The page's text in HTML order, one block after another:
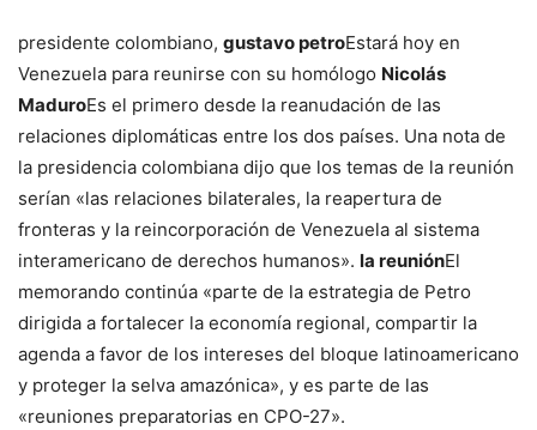
presidente colombiano, gustavo petroEstará hoy en
Venezuela para reunirse con su homólogo Nicolás
MaduroEs el primero desde la reanudación de las
relaciones diplomáticas entre los dos países. Una nota de
la presidencia colombiana dijo que los temas de la reunión
serían «las relaciones bilaterales, la reapertura de
fronteras y la reincorporación de Venezuela al sistema
interamericano de derechos humanos». la reuniónEl
memorando continúa «parte de la estrategia de Petro
dirigida a fortalecer la economía regional, compartir la
agenda a favor de los intereses del bloque latinoamericano
y proteger la selva amazónica», y es parte de las
«reuniones preparatorias en CPO-27».